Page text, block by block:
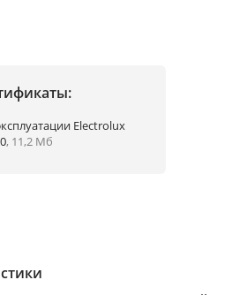
Electrolux
, 11,2 Мб